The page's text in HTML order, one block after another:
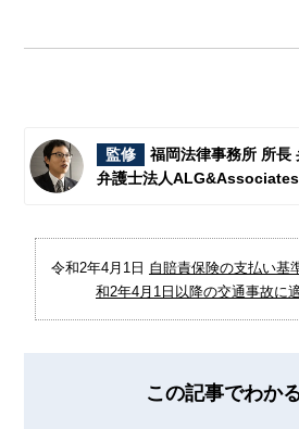
監修
福岡法律事務所 所長
弁護士法人ALG&Associates
令和2年4月1日 自賠責保険の支払い基
和2年4月1日以降の交通事故に
この記事でわか